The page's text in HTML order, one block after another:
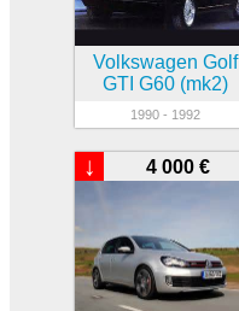
Volkswagen Golf
GTI G60 (mk2)
1990 - 1992
4 000 €
↓